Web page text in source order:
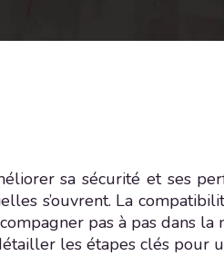
sa sécurité et ses
s’ouvrent. La
pas à pas dans
les étapes clés pour